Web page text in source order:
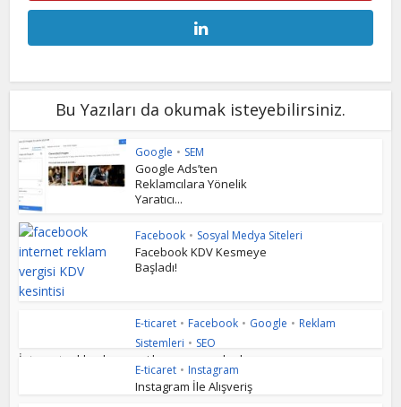
Bu Yazıları da okumak isteyebilirsiniz.
Google • SEM
Google Ads’ten
Reklamcılara Yönelik
Yaratıcı...
Facebook • Sosyal Medya Siteleri
Facebook KDV Kesmeye
Başladı!
E-ticaret • Facebook • Google • Reklam
Sistemleri • SEO
İnternet reklamları vergi kapsamına alındı
E-ticaret • Instagram
Instagram İle Alışveriş